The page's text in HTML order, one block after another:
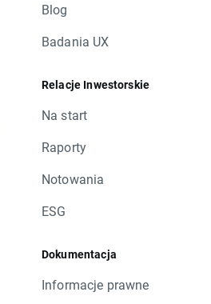
Blog
Badania UX
Relacje Inwestorskie
Na start
Raporty
Notowania
ESG
Dokumentacja
Informacje prawne